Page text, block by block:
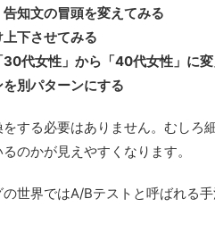
知文の冒頭を変えてみる
下させてみる
30代女性」から「40代女性」に
別パターンにする
する必要はありません。むしろ
のかが見えやすくなります。
世界ではA/Bテストと呼ばれる